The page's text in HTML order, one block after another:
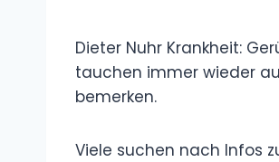
Dieter Nuhr Krankheit:
tauchen immer wieder
bemerken.
Viele suchen nach Infos